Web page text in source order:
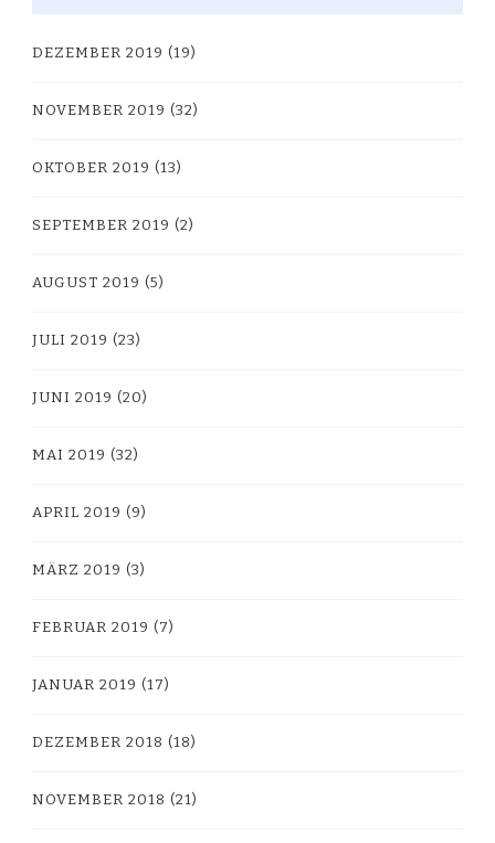
DEZEMBER 2019 (19)
NOVEMBER 2019 (32)
OKTOBER 2019 (13)
SEPTEMBER 2019 (2)
AUGUST 2019 (5)
JULI 2019 (23)
JUNI 2019 (20)
MAI 2019 (32)
APRIL 2019 (9)
MÄRZ 2019 (3)
FEBRUAR 2019 (7)
JANUAR 2019 (17)
DEZEMBER 2018 (18)
NOVEMBER 2018 (21)